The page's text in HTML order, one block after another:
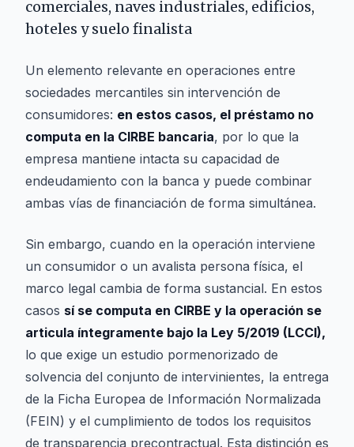
comerciales, naves industriales, edificios,
hoteles y suelo finalista
Un elemento relevante en operaciones entre
sociedades mercantiles sin intervención de
consumidores: en estos casos, el préstamo no
computa en la CIRBE bancaria, por lo que la
empresa mantiene intacta su capacidad de
endeudamiento con la banca y puede combinar
ambas vías de financiación de forma simultánea.
Sin embargo, cuando en la operación interviene
un consumidor o un avalista persona física, el
marco legal cambia de forma sustancial. En estos
casos sí se computa en CIRBE y la operación se
articula íntegramente bajo la Ley 5/2019 (LCCI),
lo que exige un estudio pormenorizado de
solvencia del conjunto de intervinientes, la entrega
de la Ficha Europea de Información Normalizada
(FEIN) y el cumplimiento de todos los requisitos
de transparencia precontractual. Esta distinción es